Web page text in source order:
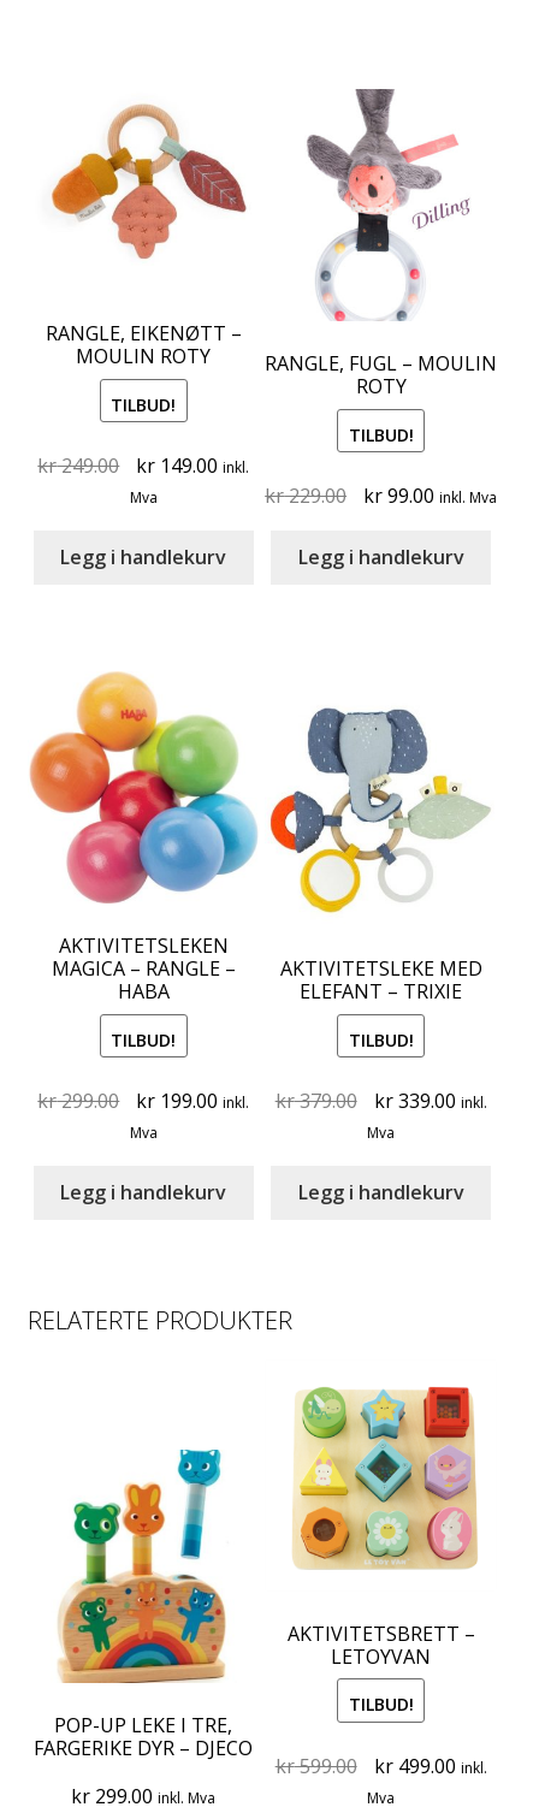
RANGLE, EIKENØTT –
MOULIN ROTY
TILBUD!
kr249.00
Original
price
kr 249.00.
kr 149.00 Current
kr 149.00.
inkl.
Mva
Legg i handlekurv
RANGLE, FUGL – MOULIN
ROTY
TILBUD!
kr229.00
Original
was:
kr99.00 Current
is:
inkl. Mva
Legg i handlekurv
AKTIVITETSLEKEN
MAGICA – RANGLE –
HABA
TILBUD!
kr299.00
Original
price
kr 299.00.
kr 199.00 Current
kr 199.00.
inkl.
Mva
Legg i handlekurv
AKTIVITETSLEKE MED
ELEFANT – TRIXIE
TILBUD!
kr379.00
Original
price
kr 379.00.
kr339.00Current
kr 339.00.
inkl.
Mva
Legg i handlekurv
RELATERTE PRODUKTER
POP-UP LEKE I TRE,
FARGERIKE DYR – DJECO
kr 299.00 inkl. Mva
AKTIVITETSBRETT –
LETOYVAN
TILBUD!
kr599.00
Original
price
kr499.00Current
inkl.
Mva